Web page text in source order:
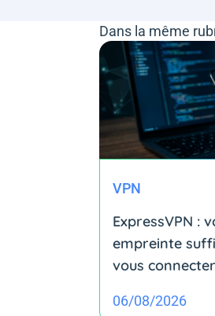
Dans la même
VPN
ExpressVPN :
empreinte
vous
06/08/2026